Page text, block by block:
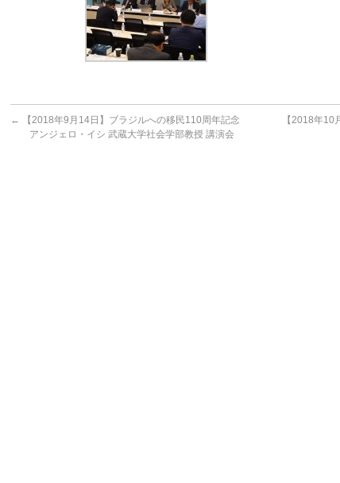
←
【2018年9月14日】ブラジルへの移民110周年記念
アンジェロ・イシ 武蔵大学社会学部教授 講演会
【2018年